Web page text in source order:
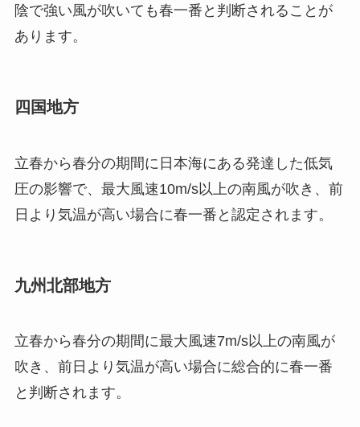
陰で強い風が吹いても春一番と判断されることが
あります。
四国地方
立春から春分の期間に日本海にある発達した低気
圧の影響で、最大風速10m/s以上の南風が吹き、前
日より気温が高い場合に春一番と認定されます。
九州北部地方
立春から春分の期間に最大風速7m/s以上の南風が
吹き、前日より気温が高い場合に総合的に春一番
と判断されます。